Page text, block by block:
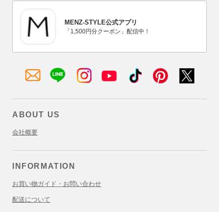
MENZ-STYLE公式アプリ
「1,500円分クーポン」配信中！
メ
マ
登
録
LINE InstagramYouTubeTikTok Pinterest X
ABOUT US
会社概要
INFORMATION
お買い物ガイド・お問い合わせ
配送について